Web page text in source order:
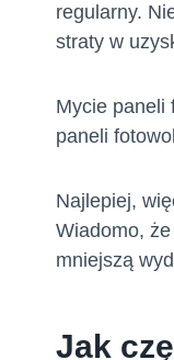
regularny.
straty w
Mycie paneli
paneli
Najlepiej,
Wiadomo,
mniejszą
Jak